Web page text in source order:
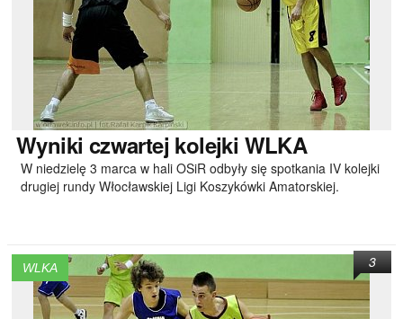
Wyniki czwartej kolejki WLKA
W niedzielę 3 marca w hali OSiR odbyły się spotkania IV kolejki
drugiej rundy Włocławskiej Ligi Koszykówki Amatorskiej.
WLKA 3